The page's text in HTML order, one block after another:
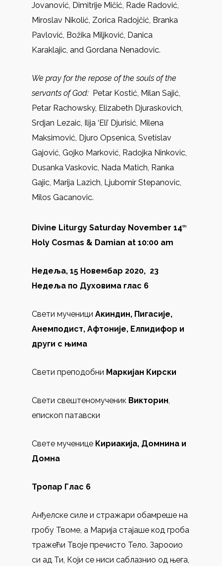
Jovanović, Dimitrije Mičić, Rade Radović,
Miroslav Nikolić, Zorica Radojčić, Branka
Pavlović, Božika Miljković, Danica
Karaklajic, and Gordana Nenadovic.
We pray for the repose of the souls of the
servants of God: Petar Kostić, Milan Sajić,
Petar Rachowsky, Elizabeth Djuraskovich,
Srdjan Lezaic, Ilija ‘Eli’ Djurisić, Milena
Maksimović, Djuro Opsenica, Svetislav
Gajović, Gojko Marković, Radojka Ninkovic,
Dusanka Vaskovic, Nada Matich, Ranka
Gajic, Marija Lazich, Ljubomir Stepanovic,
Milos Gacanovic.
Divine Liturgy Saturday November 14th
Holy Cosmas & Damian at 10:00 am
Недеља, 15 Новембар 2020, 23
Недеља по Духовима глас 6
Свети мученици Акиндин, Пигасије,
Анемподист, Афтоније, Елпидифор и
други с њима
Свети преподобни Маркијан Кирски
Свети свештеномученик Викторин,
епископ патавски
Свете мученице Кириакија, Домнина и
Домна
Тропар Глас 6
Анђелске силе и стражари обамреше на
гробу Твоме, а Марија стајаше код гроба
тражећи Твоје пречисто Тело. Зарооио
си ад Ти, Који се ниси саблазнио од њега,